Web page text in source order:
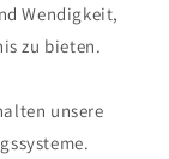
Wendigkeit,
zu bieten.
unsere